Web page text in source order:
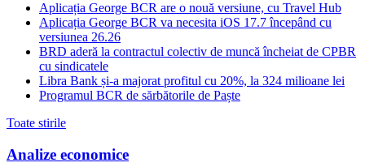
Aplicația George BCR are o nouă versiune, cu Travel Hub
Aplicația George BCR va necesita iOS 17.7 începând cu
versiunea 26.26
BRD aderă la contractul colectiv de muncă încheiat de CPBR
cu sindicatele
Libra Bank și-a majorat profitul cu 20%, la 324 milioane lei
Programul BCR de sărbătorile de Paște
Toate stirile
Analize economice